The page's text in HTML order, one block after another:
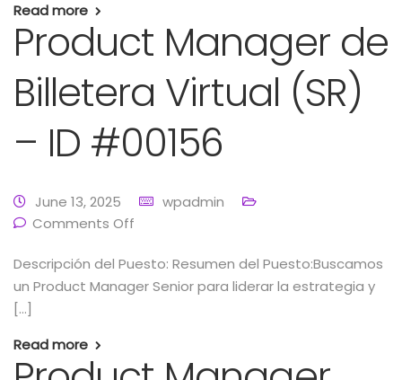
Read more
Product Manager de
Billetera Virtual (SR)
– ID #00156
June 13, 2025
wpadmin
Comments Off
Descripción del Puesto: Resumen del Puesto:Buscamos
un Product Manager Senior para liderar la estrategia y
[…]
Read more